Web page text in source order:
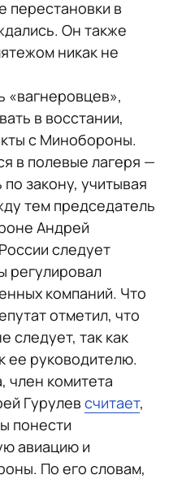
перестановки в
Он также
никак не
«вагнеровцев»,
в восстании,
с Минобороны.
в полевые лагеря —
закону, учитывая
тем председатель
Андрей
следует
регулировал
компаний. Что
отметил, что
следует, так как
ее руководителю.
член комитета
Гурулев считает,
понести
авиацию и
По его словам,